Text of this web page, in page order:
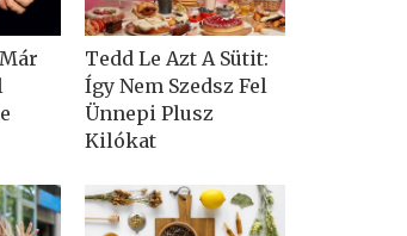
Tedd Le Azt A Sütit:
Így Nem Szedsz Fel
Ünnepi Plusz
Kilókat